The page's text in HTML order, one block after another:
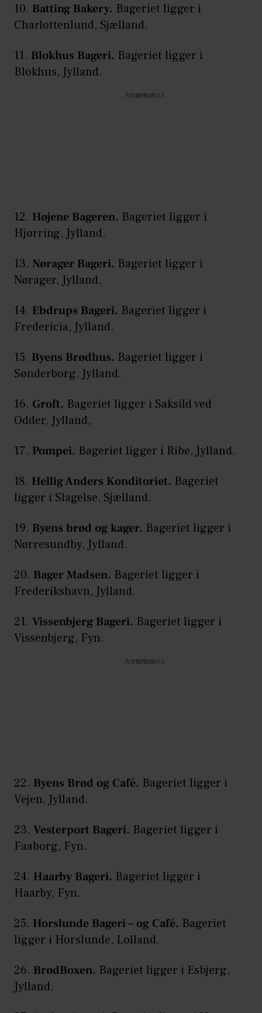
10. Batting Bakery. Bageriet ligger i
Charlottenlund, Sjælland.
11. Blokhus Bageri. Bageriet ligger i
Blokhus, Jylland.
Annonce
12. Højene Bageren. Bageriet ligger i
Hjørring, Jylland.
13. Nørager Bageri. Bageriet ligger i
Nørager, Jylland.
14. Ebdrups Bageri. Bageriet ligger i
Fredericia, Jylland.
15. Byens Brødhus. Bageriet ligger i
Sønderborg, Jylland.
16. Groft. Bageriet ligger i Saksild ved
Odder, Jylland,
17. Pompei. Bageriet ligger i Ribe, Jylland.
18. Hellig Anders Konditoriet. Bageriet
ligger i Slagelse, Sjælland.
19. Byens brød og kager. Bageriet ligger i
Nørresundby, Jylland.
20. Bager Madsen. Bageriet ligger i
Frederikshavn, Jylland.
21. Vissenbjerg Bageri. Bageriet ligger i
Vissenbjerg, Fyn.
Annonce
22. Byens Brød og Café. Bageriet ligger i
Vejen, Jylland.
23. Vesterport Bageri. Bageriet ligger i
Faaborg, Fyn.
24. Haarby Bageri. Bageriet ligger i
Haarby, Fyn.
25. Horslunde Bageri – og Café. Bageriet
ligger i Horslunde, Lolland.
26. BrødBoxen. Bageriet ligger i Esbjerg,
Jylland.